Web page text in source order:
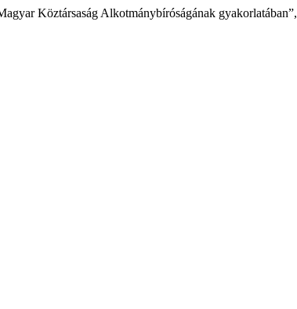
Köztársaság Alkotmánybíróságának gyakorlatában”,